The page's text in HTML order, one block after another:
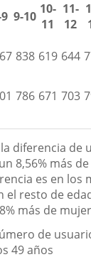
9-10 10-
11
11-
12
838 619 644
786 671 703
diferencia de
8,56% más
es en los
el resto de
más de
de
49 años